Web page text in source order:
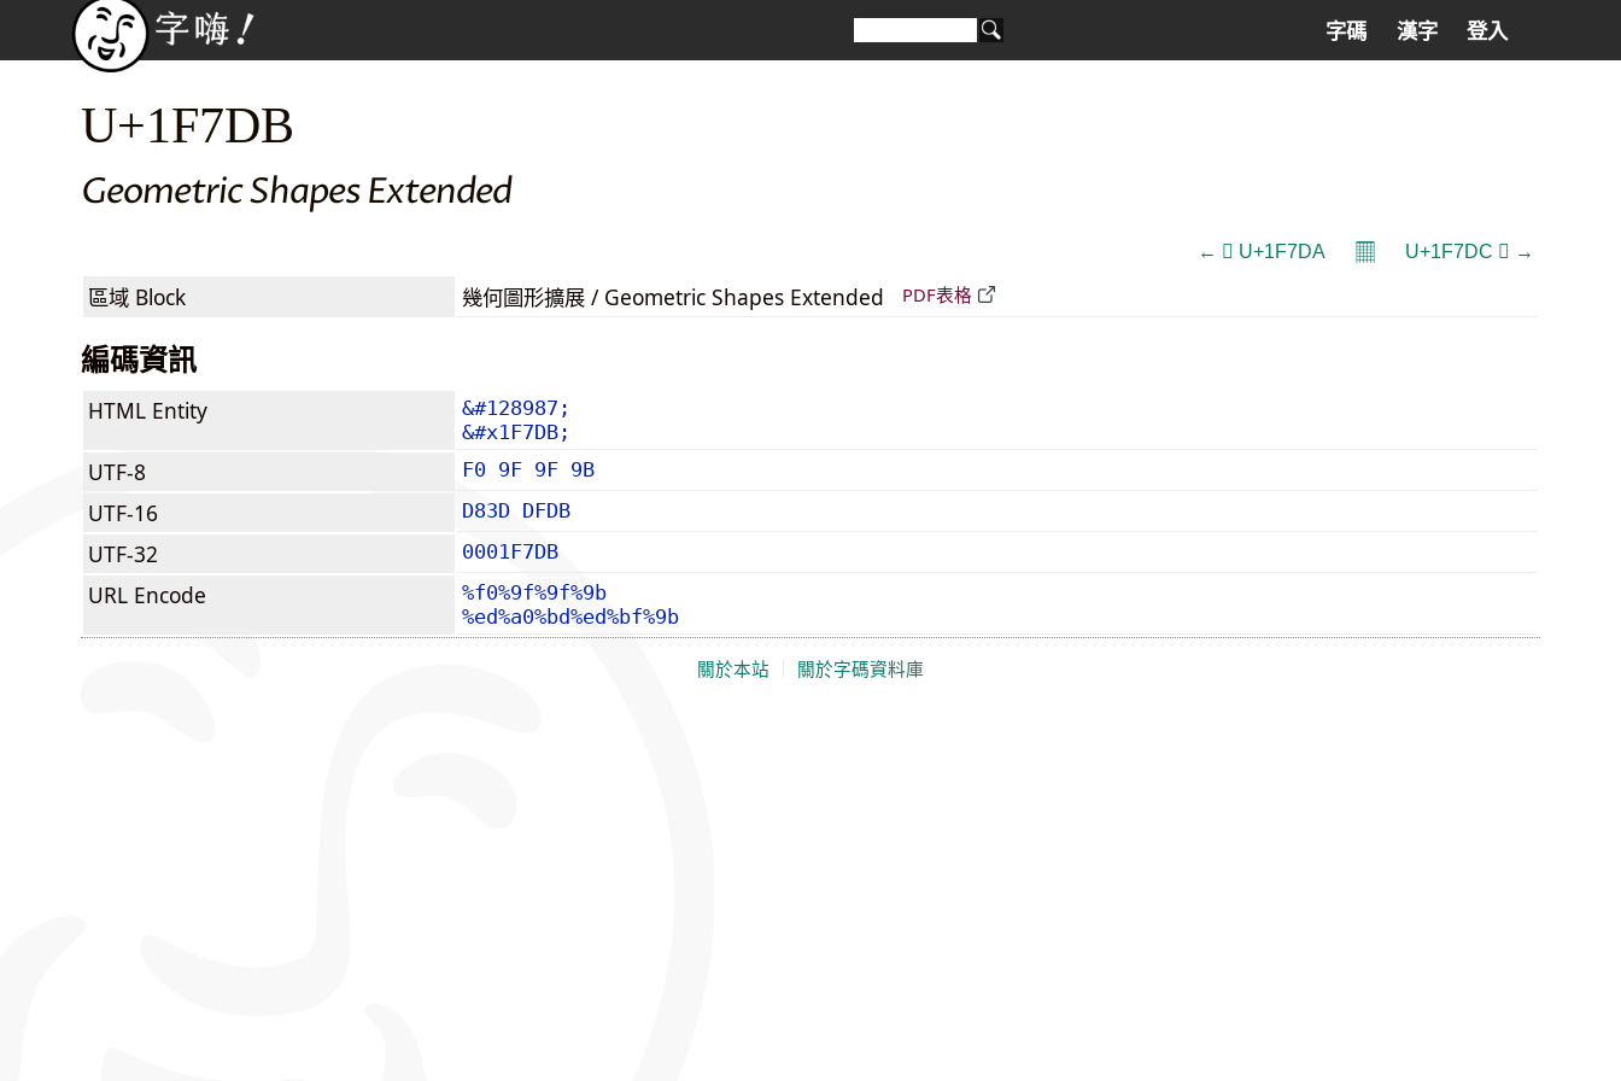
字碼 漢字 登入
U+1F7DB
Geometric Shapes Extended
← 🟚 U+1F7DA 𝄜 U+1F7DC 🟜 →
區域 Block 幾何圖形擴展 / Geometric Shapes Extended PDF表格
編碼資訊
HTML Entity
&#128987;
&#x1F7DB;
UTF-8 F0 9F 9F 9B
UTF-16 D83D DFDB
UTF-32 0001F7DB
URL Encode
%f0%9f%9f%9b
%ed%a0%bd%ed%bf%9b
關於本站 關於字碼資料庫